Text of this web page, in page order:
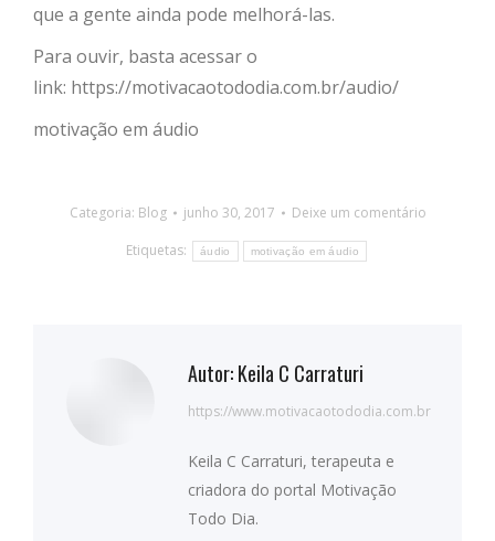
que a gente ainda pode melhorá-las.
Para ouvir, basta acessar o
link: https://motivacaotododia.com.br/audio/
motivação em áudio
Categoria: Blog junho 30, 2017
Deixe um comentário
Etiquetas:
áudio motivação em áudio
Autor:Keila C Carraturi
https://www.motivacaotododia.com.br
Keila C Carraturi, terapeuta e
criadora do portal Motivação
Todo Dia.